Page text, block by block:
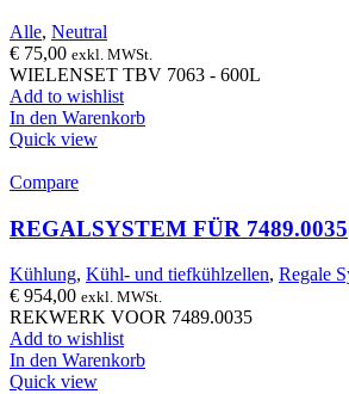
Alle, Neutral
€ 75,00 exkl. MWSt.
WIELENSET TBV 7063 - 600L
Add to wishlist
In den Warenkorb
Quick view
Compare
REGALSYSTEM FÜR 7489.0035
Kühlung, Kühl- und tiefkühlzellen, Regale
€ 954,00 exkl. MWSt.
REKWERK VOOR 7489.0035
Add to wishlist
In den Warenkorb
Quick view